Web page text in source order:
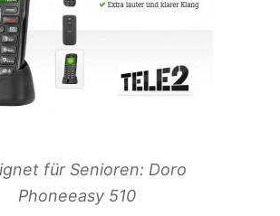
für Senioren: Doro
Phoneeasy 510